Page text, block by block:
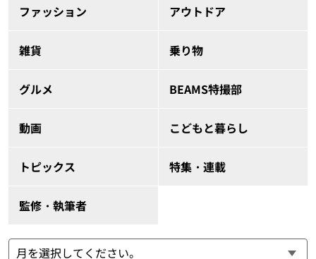
ファッション アウトドア
雑貨 乗り物
グルメ BEAMS特撮部
動画 こどもと暮らし
トピックス 特集・連載
監修・執筆者